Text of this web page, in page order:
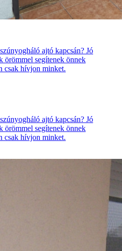
ajtó kapcsán? Jó
örömmel segítenek önnek
csak hívjon minket.
ajtó kapcsán? Jó
örömmel segítenek önnek
csak hívjon minket.